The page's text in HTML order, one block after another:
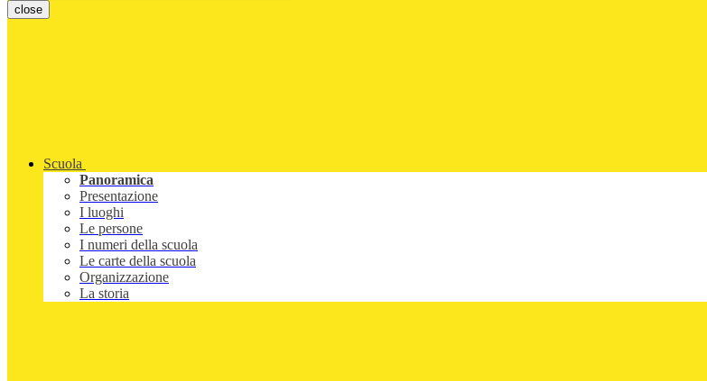
close
Scuola
Panoramica
Presentazione
I luoghi
Le persone
I numeri della scuola
Le carte della scuola
Organizzazione
La storia